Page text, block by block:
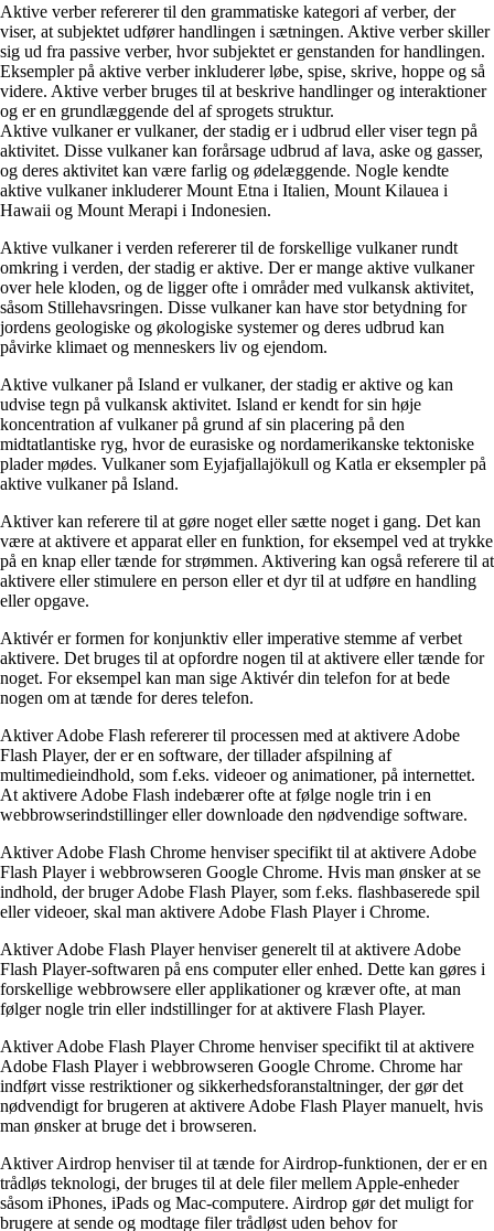
Aktive verber refererer til den grammatiske kategori af verber, der
viser, at subjektet udfører handlingen i sætningen. Aktive verber skiller
sig ud fra passive verber, hvor subjektet er genstanden for handlingen.
Eksempler på aktive verber inkluderer løbe, spise, skrive, hoppe og så
videre. Aktive verber bruges til at beskrive handlinger og interaktioner
og er en grundlæggende del af sprogets struktur.
Aktive vulkaner er vulkaner, der stadig er i udbrud eller viser tegn på
aktivitet. Disse vulkaner kan forårsage udbrud af lava, aske og gasser,
og deres aktivitet kan være farlig og ødelæggende. Nogle kendte
aktive vulkaner inkluderer Mount Etna i Italien, Mount Kilauea i
Hawaii og Mount Merapi i Indonesien.
Aktive vulkaner i verden refererer til de forskellige vulkaner rundt
omkring i verden, der stadig er aktive. Der er mange aktive vulkaner
over hele kloden, og de ligger ofte i områder med vulkansk aktivitet,
såsom Stillehavsringen. Disse vulkaner kan have stor betydning for
jordens geologiske og økologiske systemer og deres udbrud kan
påvirke klimaet og menneskers liv og ejendom.
Aktive vulkaner på Island er vulkaner, der stadig er aktive og kan
udvise tegn på vulkansk aktivitet. Island er kendt for sin høje
koncentration af vulkaner på grund af sin placering på den
midtatlantiske ryg, hvor de eurasiske og nordamerikanske tektoniske
plader mødes. Vulkaner som Eyjafjallajökull og Katla er eksempler på
aktive vulkaner på Island.
Aktiver kan referere til at gøre noget eller sætte noget i gang. Det kan
være at aktivere et apparat eller en funktion, for eksempel ved at trykke
på en knap eller tænde for strømmen. Aktivering kan også referere til at
aktivere eller stimulere en person eller et dyr til at udføre en handling
eller opgave.
Aktivér er formen for konjunktiv eller imperative stemme af verbet
aktivere. Det bruges til at opfordre nogen til at aktivere eller tænde for
noget. For eksempel kan man sige Aktivér din telefon for at bede
nogen om at tænde for deres telefon.
Aktiver Adobe Flash refererer til processen med at aktivere Adobe
Flash Player, der er en software, der tillader afspilning af
multimedieindhold, som f.eks. videoer og animationer, på internettet.
At aktivere Adobe Flash indebærer ofte at følge nogle trin i en
webbrowserindstillinger eller downloade den nødvendige software.
Aktiver Adobe Flash Chrome henviser specifikt til at aktivere Adobe
Flash Player i webbrowseren Google Chrome. Hvis man ønsker at se
indhold, der bruger Adobe Flash Player, som f.eks. flashbaserede spil
eller videoer, skal man aktivere Adobe Flash Player i Chrome.
Aktiver Adobe Flash Player henviser generelt til at aktivere Adobe
Flash Player-softwaren på ens computer eller enhed. Dette kan gøres i
forskellige webbrowsere eller applikationer og kræver ofte, at man
følger nogle trin eller indstillinger for at aktivere Flash Player.
Aktiver Adobe Flash Player Chrome henviser specifikt til at aktivere
Adobe Flash Player i webbrowseren Google Chrome. Chrome har
indført visse restriktioner og sikkerhedsforanstaltninger, der gør det
nødvendigt for brugeren at aktivere Adobe Flash Player manuelt, hvis
man ønsker at bruge det i browseren.
Aktiver Airdrop henviser til at tænde for Airdrop-funktionen, der er en
trådløs teknologi, der bruges til at dele filer mellem Apple-enheder
såsom iPhones, iPads og Mac-computere. Airdrop gør det muligt for
brugere at sende og modtage filer trådløst uden behov for